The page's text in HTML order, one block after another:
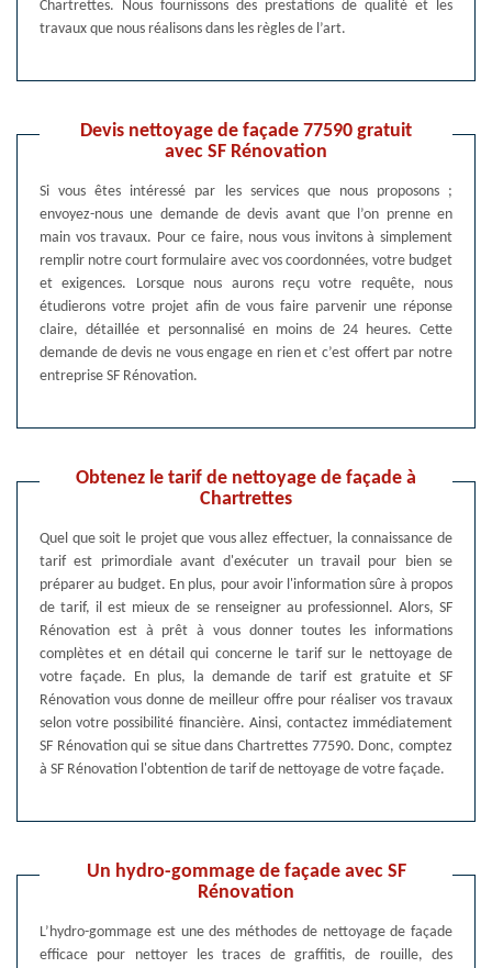
Chartrettes. Nous fournissons des prestations de qualité et les
travaux que nous réalisons dans les règles de l’art.
Devis nettoyage de façade 77590 gratuit
avec SF Rénovation
Si vous êtes intéressé par les services que nous proposons ;
envoyez-nous une demande de devis avant que l’on prenne en
main vos travaux. Pour ce faire, nous vous invitons à simplement
remplir notre court formulaire avec vos coordonnées, votre budget
et exigences. Lorsque nous aurons reçu votre requête, nous
étudierons votre projet afin de vous faire parvenir une réponse
claire, détaillée et personnalisé en moins de 24 heures. Cette
demande de devis ne vous engage en rien et c’est offert par notre
entreprise SF Rénovation.
Obtenez le tarif de nettoyage de façade à
Chartrettes
Quel que soit le projet que vous allez effectuer, la connaissance de
tarif est primordiale avant d'exécuter un travail pour bien se
préparer au budget. En plus, pour avoir l'information sûre à propos
de tarif, il est mieux de se renseigner au professionnel. Alors, SF
Rénovation est à prêt à vous donner toutes les informations
complètes et en détail qui concerne le tarif sur le nettoyage de
votre façade. En plus, la demande de tarif est gratuite et SF
Rénovation vous donne de meilleur offre pour réaliser vos travaux
selon votre possibilité financière. Ainsi, contactez immédiatement
SF Rénovation qui se situe dans Chartrettes 77590. Donc, comptez
à SF Rénovation l'obtention de tarif de nettoyage de votre façade.
Un hydro-gommage de façade avec SF
Rénovation
L’hydro-gommage est une des méthodes de nettoyage de façade
efficace pour nettoyer les traces de graffitis, de rouille, des